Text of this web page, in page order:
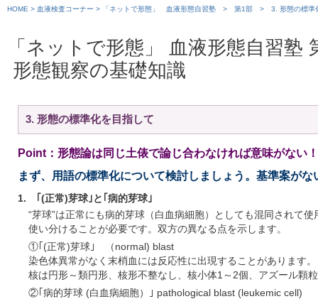
HOME > 血液検査コーナー > 「ネットで形態」 血液形態自習塾 > 第1部 > 3. 形態の標準
「ネットで形態」 血液形態自習
形態観察の基礎知識
3. 形態の標準化を目指して
Point：形態論は同じ土俵で論じ合わなければ意味がない
まず、用語の標準化について検討しましょう。基準案が
1. ｢(正常)芽球｣と｢病的芽球｣
“芽球”は正常にも病的芽球（白血病細胞）としても混同されて
使い分けることが必要です。双方の異なる点を示します。
①｢(正常)芽球｣ （normal) blast
染色体異常がなく末梢血には反応性に出現することがあります。
核は円形～類円形、核形不整なし、核小体1～2個、アズール顆
②｢病的芽球 (白血病細胞）｣ pathological blast (leukemic cell)